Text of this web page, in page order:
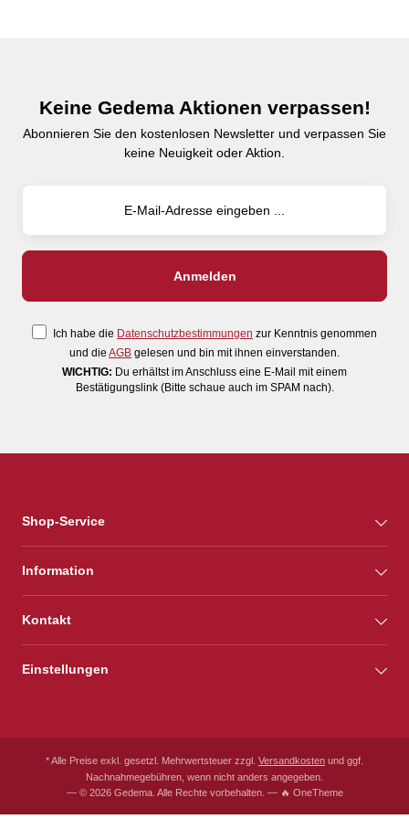
Keine Gedema Aktionen verpassen!
Abonnieren Sie den kostenlosen Newsletter und verpassen Sie
keine Neuigkeit oder Aktion.
Ich habe die Datenschutzbestimmungen zur Kenntnis genommen
und die AGB gelesen und bin mit ihnen einverstanden.
WICHTIG: Du erhältst im Anschluss eine E-Mail mit einem
Bestätigungslink (Bitte schaue auch im SPAM nach).
Shop-Service
Information
Kontakt
Einstellungen
* Alle Preise exkl. gesetzl. Mehrwertsteuer zzgl. Versandkosten und ggf.
Nachnahmegebühren, wenn nicht anders angegeben.
— © 2026 Gedema. Alle Rechte vorbehalten. — 🔥 OneTheme